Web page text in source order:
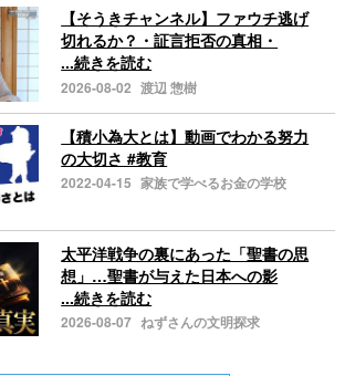
【そうきチャンネル】ファウチ逃げ
切れるか？・証言拒否の真相・
...続きを読む
2026-08-02 渡辺 惣樹
【積小為大とは】動画でわかる努力
の大切さ #教育
2022-04-15 家族で学べるお金の学校
太平洋戦争の裏にあった「聖書の思
想」…聖書が与えた日本への影
...続きを読む
2026-08-07 ねずさんの文明探求